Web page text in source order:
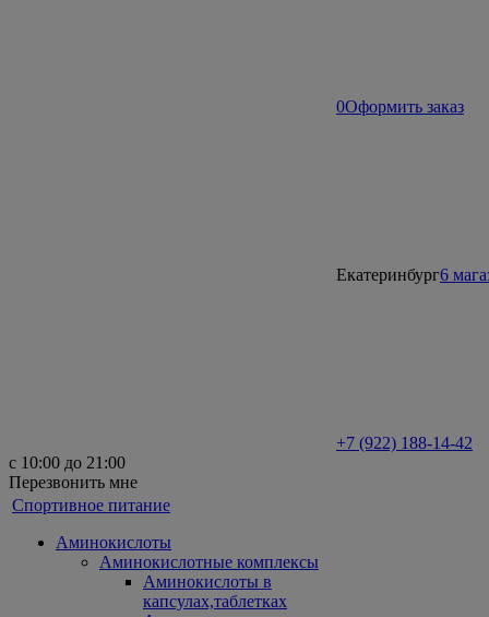
0Оформить заказ
Екатеринбург6
+7 (922) 188-14-42
с 10:00 до 21:00
Перезвонить мне
Спортивное питание
Аминокислоты
Аминокислотные комплексы
Аминокислоты в
капсулах,таблетках